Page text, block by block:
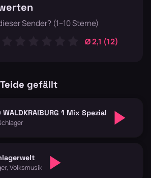
Sender? (1–10 Sterne)
Ø 2,1 (12)
gefällt
WALDKRAIBURG 1 Mix Spezial
Volksmusik